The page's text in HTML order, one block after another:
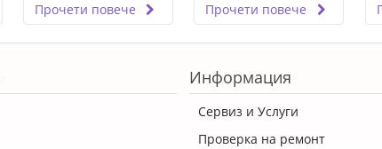
Прочети повече
Прочети повече
Информация
Сервиз и Услуги
Проверка на ремонт